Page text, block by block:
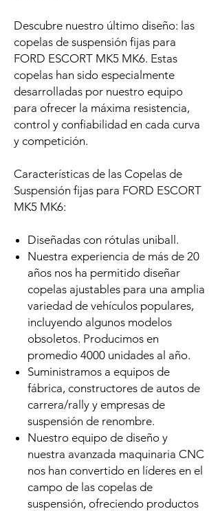
Descubre nuestro último diseño: las
copelas de suspensión fijas para
FORD ESCORT MK5 MK6. Estas
copelas han sido especialmente
desarrolladas por nuestro equipo
para ofrecer la máxima resistencia,
control y confiabilidad en cada curva
y competición.
Características de las Copelas de
Suspensión fijas para FORD ESCORT
MK5 MK6:
Diseñadas con rótulas uniball.
Nuestra experiencia de más de 20
años nos ha permitido diseñar
copelas ajustables para una amplia
variedad de vehículos populares,
incluyendo algunos modelos
obsoletos. Producimos en
promedio 4000 unidades al año.
Suministramos a equipos de
fábrica, constructores de autos de
carrera/rally y empresas de
suspensión de renombre.
Nuestro equipo de diseño y
nuestra avanzada maquinaria CNC
nos han convertido en líderes en el
campo de las copelas de
suspensión, ofreciendo productos